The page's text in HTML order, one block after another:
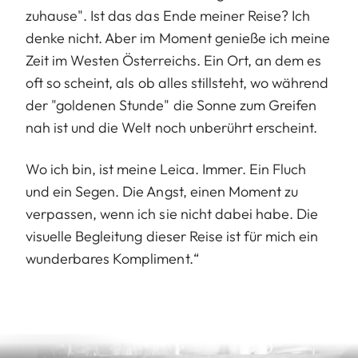
zuhause". Ist das das Ende meiner Reise? Ich
denke nicht. Aber im Moment genieße ich meine
Zeit im Westen Österreichs. Ein Ort, an dem es
oft so scheint, als ob alles stillsteht, wo während
der "goldenen Stunde" die Sonne zum Greifen
nah ist und die Welt noch unberührt erscheint.
Wo ich bin, ist meine Leica. Immer. Ein Fluch
und ein Segen. Die Angst, einen Moment zu
verpassen, wenn ich sie nicht dabei habe. Die
visuelle Begleitung dieser Reise ist für mich ein
wunderbares Kompliment.“